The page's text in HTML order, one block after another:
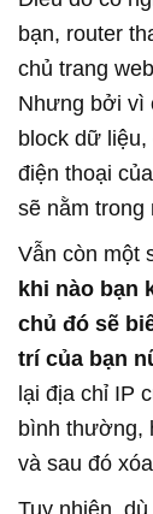
bạn, router
chủ trang
Nhưng bởi vì
block dữ
điện thoại
sẽ nằm
Vẫn còn một
khi nào bạn
chủ đó sẽ
trí của bạn
lại địa chỉ IP
bình thường,
và sau đó
Tuy nhiên,